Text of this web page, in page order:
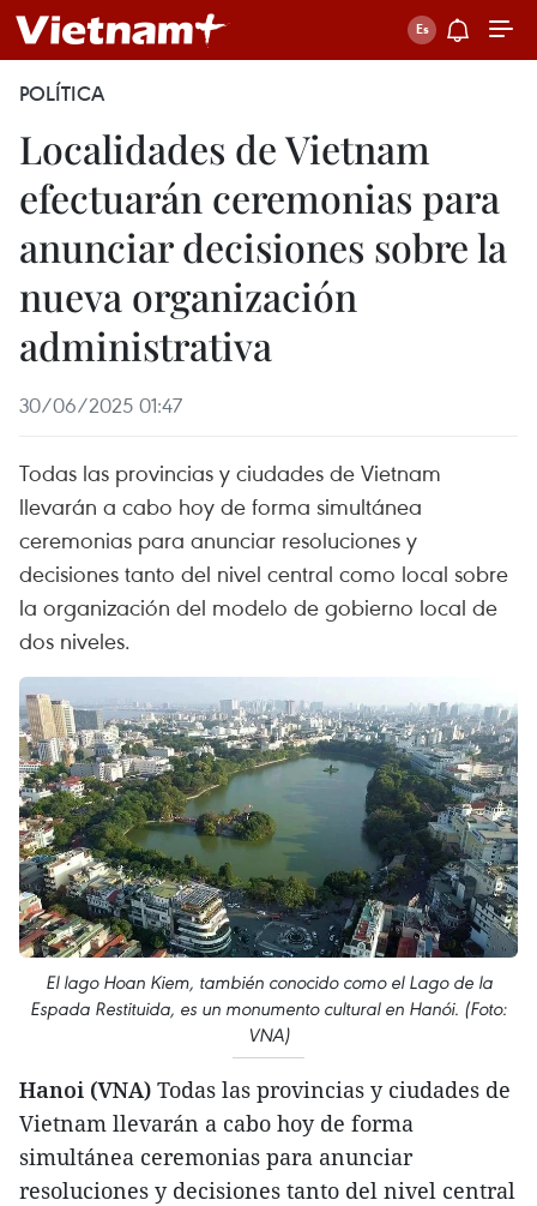
POLÍTICA
Localidades de Vietnam
efectuarán ceremonias para
anunciar decisiones sobre la
nueva organización
administrativa
30/06/2025 01:47
Todas las provincias y ciudades de Vietnam
llevarán a cabo hoy de forma simultánea
ceremonias para anunciar resoluciones y
decisiones tanto del nivel central como local sobre
la organización del modelo de gobierno local de
dos niveles.
El lago Hoan Kiem, también conocido como el Lago de la
Espada Restituida, es un monumento cultural en Hanói. (Foto:
VNA)
Hanoi (VNA) Todas las provincias y ciudades de
Vietnam llevarán a cabo hoy de forma
simultánea ceremonias para anunciar
resoluciones y decisiones tanto del nivel central